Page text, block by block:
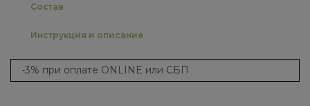
Состав
Инструкция и описание
-3% при оплате ONLINE или СБП